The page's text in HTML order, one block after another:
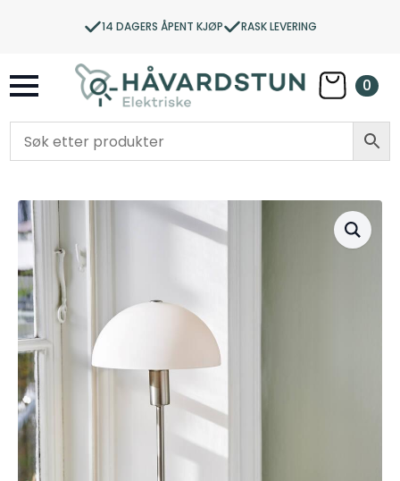
14 DAGERS ÅPENT KJØP RASK LEVERING
0